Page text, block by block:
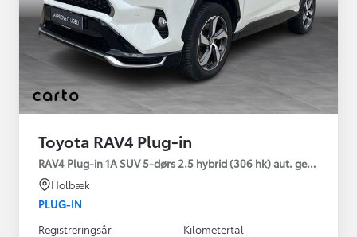
Toyota RAV4 Plug-in
RAV4 Plug-in 1A SUV 5-dørs 2.5 hybrid (306 hk) aut. gear AWD-i
Holbæk
PLUG-IN
Registreringsår
Kilometertal